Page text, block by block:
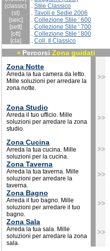
(classic)
. Stile Classico
(st)
. Tavoli e Sedie 2006
[seic]
. Collezione Stile ' 600
[sett]
. Collezione Stile ' 700
[ott]
. Collezione Stile ' 800
[cla]
. Coll. Il Classico
» Percorsi Zona guidati
Zona Notte
Arreda la tua camera da letto.
Mille soluzioni per arredare la
zona notte.
Zona Studio
Arreda il tuo ufficio. Mille
soluzioni per arredare la zona
studio.
Zona Cucina
Arreda la tua cucina. Mille
soluzioni per la cucina.
Zona Taverna
Arreda la tua taverna. Mille
soluzioni per arredare la
taverna.
Zona Bagno
Arreda il tuo bagno. Mille
soluzioni per arredare il tuo
bagno.
Zona Sala
Arreda la tua sala. Mille
soluzioni per arredare la zona
sala.